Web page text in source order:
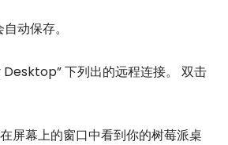
动保存。
Desktop” 下列出的远程连接。 双击
屏幕上的窗口中看到你的树莓派桌